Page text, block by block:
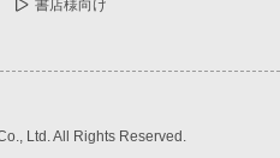
書店様向け
Ltd. All Rights Reserved.